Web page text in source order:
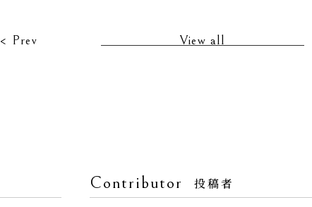
< Prev View all
Contributor 投稿者